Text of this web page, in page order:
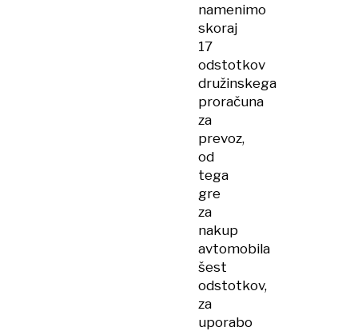
namenimo
skoraj
17
odstotkov
družinskega
proračuna
za
prevoz,
od
tega
gre
za
nakup
avtomobila
šest
odstotkov,
za
uporabo